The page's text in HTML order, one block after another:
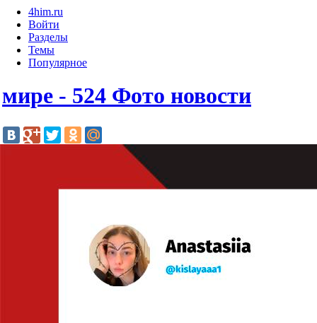
4him.ru
Войти
Разделы
Темы
Популярное
мире - 524 Фото новости